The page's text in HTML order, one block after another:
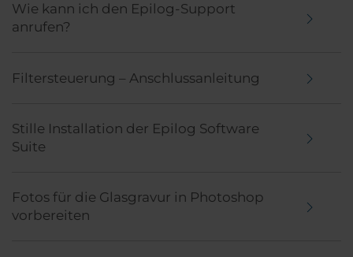
Wie kann ich den Epilog-Support
anrufen?
Filtersteuerung – Anschlussanleitung
Stille Installation der Epilog Software
Suite
Fotos für die Glasgravur in Photoshop
vorbereiten